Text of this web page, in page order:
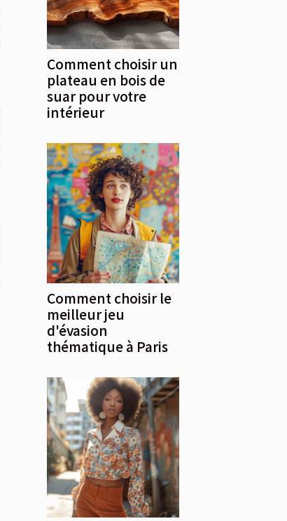
Comment choisir un
plateau en bois de
suar pour votre
intérieur
Comment choisir le
meilleur jeu
d'évasion
thématique à Paris